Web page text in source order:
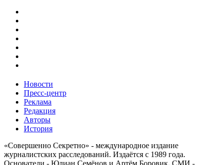
Новости
Пресс-центр
Реклама
Редакция
Авторы
История
«Совершенно Секретно» - международное издание
журналистских расследований. Издаётся с 1989 года.
Основатели - Юлиан Семёнов и Артём Боровик. CМИ -